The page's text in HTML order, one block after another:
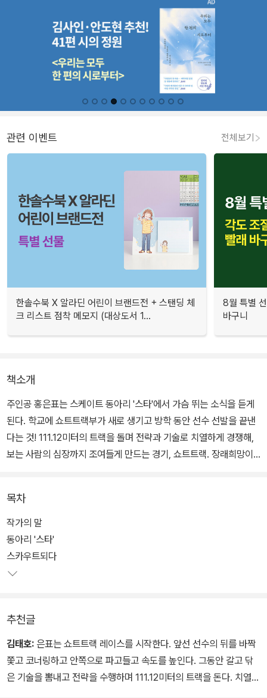
관련 이벤트 전체보기
한솔수북 X 알라딘 어린이 브랜드전 + 스탠딩 체
크 리스트 점착 메모지 (대상도서 1...
8월 특별
바구니
책소개
주인공 홍은표는 스케이트 동아리 '스타'에서 가슴 뛰는 소식을 듣게
된다. 학교에 쇼트트랙부가 새로 생기고 방학 동안 선수 선발을 끝낸
다는 것! 111.12미터의 트랙을 돌며 전략과 기술로 치열하게 경쟁해,
보는 사람의 심장까지 조여들게 만드는 경기, 쇼트트랙. 장래희망이
목차
작가의 말
동아리 '스타'
스카우트되다
추천글
김태호: 은표는 쇼트트랙 레이스를 시작한다. 앞선 선수의 뒤를 바짝
쫓고 코너링하고 안쪽으로 파고들고 속도를 높인다. 그동안 갈고 닦
은 기술을 뽐내고 전략을 수행하며 111.12미터의 트랙을 돈다. 치열한